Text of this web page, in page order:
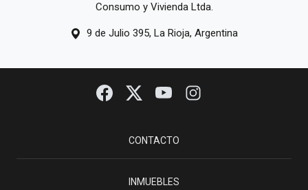
Consumo y Vivienda Ltda.
9 de Julio 395, La Rioja, Argentina
CONTACTO
INMUEBLES